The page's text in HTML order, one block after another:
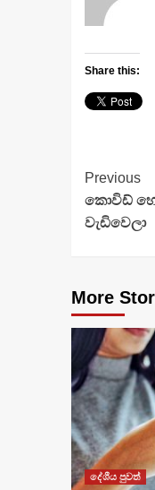
Share this:
Previous
කොවිඩ්
වැඩිවෙලා
More
දේශීය පුවත්